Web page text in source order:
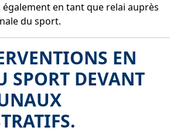
en tant que relai auprès
du sport.
EN
SPORT DEVANT